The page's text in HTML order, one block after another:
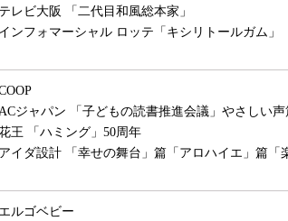
テレビ大阪 「二代目和風総本家」
インフォマーシャル ロッテ「キシリトールガム」
ジャパン 「子どもの読書推進会議」やさしい声
王 「ハミング」50周年
アイダ設計 「幸せの舞台」篇「アロハイエ」篇「
エルゴベビー